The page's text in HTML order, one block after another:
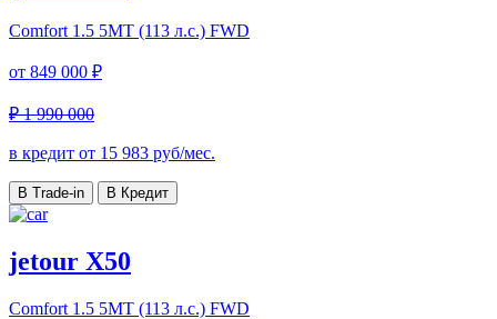
Comfort 1.5 5MT (113 л.с.) FWD
от 849 000 ₽
₽ 1 990 000
в кредит от 15 983 руб/мес.
В Trade-in В Кредит
jetour X50
Comfort 1.5 5MT (113 л.с.) FWD